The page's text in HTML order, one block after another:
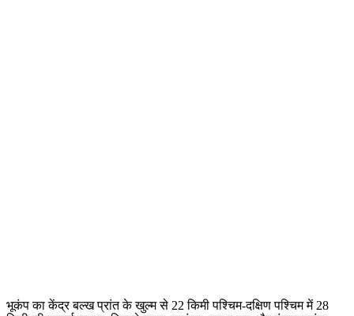
भूकंप का केंद्र बल्ख प्रांत के खुल्म से 22 किमी पश्चिम-दक्षिण पश्चिम में 28